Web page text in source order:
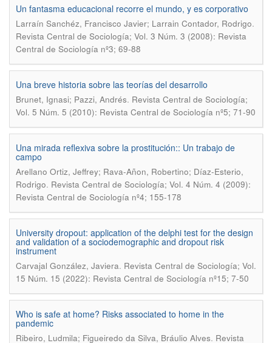
Un fantasma educacional recorre el mundo, y es corporativo
Larraín Sanchéz, Francisco Javier; Larrain Contador, Rodrigo.
Revista Central de Sociología; Vol. 3 Núm. 3 (2008): Revista
Central de Sociología nº3; 69-88
Una breve historia sobre las teorías del desarrollo
Brunet, Ignasi; Pazzi, Andrés. Revista Central de Sociología;
Vol. 5 Núm. 5 (2010): Revista Central de Sociología nº5; 71-90
Una mirada reflexiva sobre la prostitución:: Un trabajo de
campo
Arellano Ortiz, Jeffrey; Rava-Añon, Robertino; Díaz-Esterio,
Rodrigo. Revista Central de Sociología; Vol. 4 Núm. 4 (2009):
Revista Central de Sociología nº4; 155-178
University dropout: application of the delphi test for the design
and validation of a sociodemographic and dropout risk
instrument
Carvajal González, Javiera. Revista Central de Sociología; Vol.
15 Núm. 15 (2022): Revista Central de Sociología nº15; 7-50
Who is safe at home? Risks associated to home in the
pandemic
Ribeiro, Ludmila; Figueiredo da Silva, Bráulio Alves. Revista